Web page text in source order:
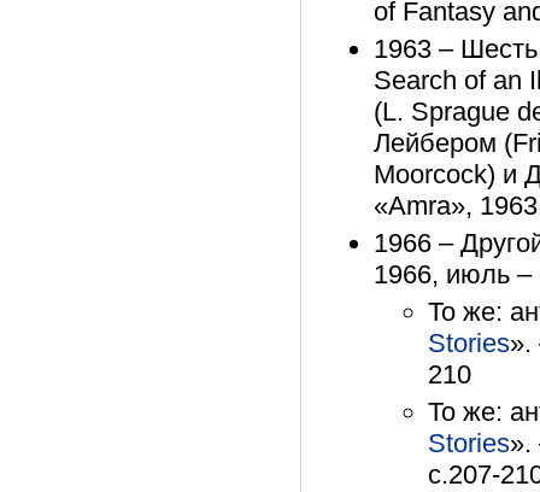
of Fantasy
1963 –
Search of an
(L. Sprague
Лейбером
Moorcock) и
«Amra»,
1966 –
1966, июль –
То же:
Stories».
210
То же:
Stories».
с.207-